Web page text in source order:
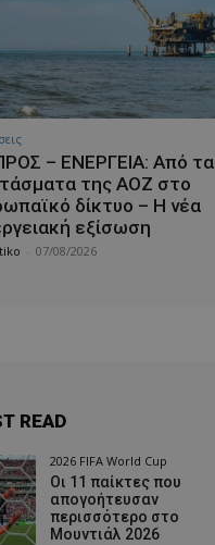
– ΕΝΕΡΓΕΙΑ: Από τα
της ΑΟΖ στο
δίκτυο – Η νέα
εξίσωση
07/08/2026
READ
2026 FIFA World Cup
Οι 11 παίκτες που
απογοήτευσαν
περισσότερο στο
Μουντιάλ 2026